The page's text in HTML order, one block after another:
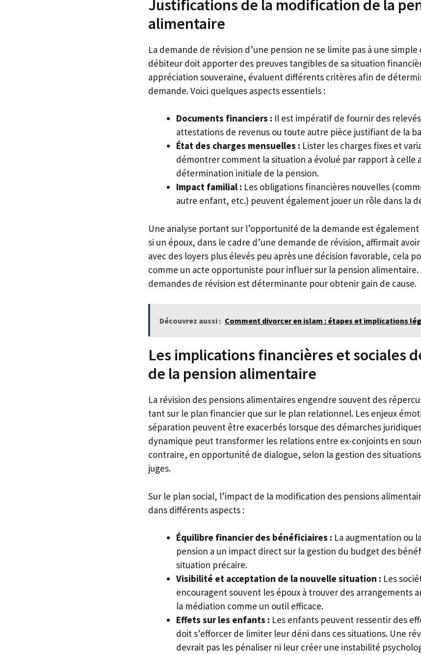
Justifications de la modification de la
alimentaire
La demande de révision d’une pension ne se limite pas à une
débiteur doit apporter des preuves tangibles de sa situation
appréciation souveraine, évaluent différents critères afin de
demande. Voici quelques aspects essentiels :
Documents financiers : Il est impératif de fournir des
attestations de revenus ou toute autre pièce justifiant de la
État des charges mensuelles : Lister les charges fixes et
démontrer comment la situation a évolué par rapport à celle
détermination initiale de la pension.
Impact familial : Les obligations financières nouvelles
autre enfant, etc.) peuvent également jouer un rôle dans la
Une analyse portant sur l’opportunité de la demande est
si un époux, dans le cadre d’une demande de révision, affirmait
avec des loyers plus élevés peu après une décision favorable, cela
comme un acte opportuniste pour influer sur la pension alimentaire.
demandes de révision est déterminante pour obtenir gain de cause.
Découvrez aussi : Comment divorcer en islam : étapes et implications
Les implications financières et sociales
de la pension alimentaire
La révision des pensions alimentaires engendre souvent des
tant sur le plan financier que sur le plan relationnel. Les enjeux
séparation peuvent être exacerbés lorsque des démarches
dynamique peut transformer les relations entre ex-conjoints en
contraire, en opportunité de dialogue, selon la gestion des
juges.
Sur le plan social, l’impact de la modification des pensions
dans différents aspects :
Équilibre financier des bénéficiaires : La augmentation ou
pension a un impact direct sur la gestion du budget des
situation précaire.
Visibilité et acceptation de la nouvelle situation : Les
encouragent souvent les époux à trouver des arrangements
la médiation comme un outil efficace.
Effets sur les enfants : Les enfants peuvent ressentir des
doit s’efforcer de limiter leur déni dans ces situations. Une
devrait pas les pénaliser ni leur créer une instabilité